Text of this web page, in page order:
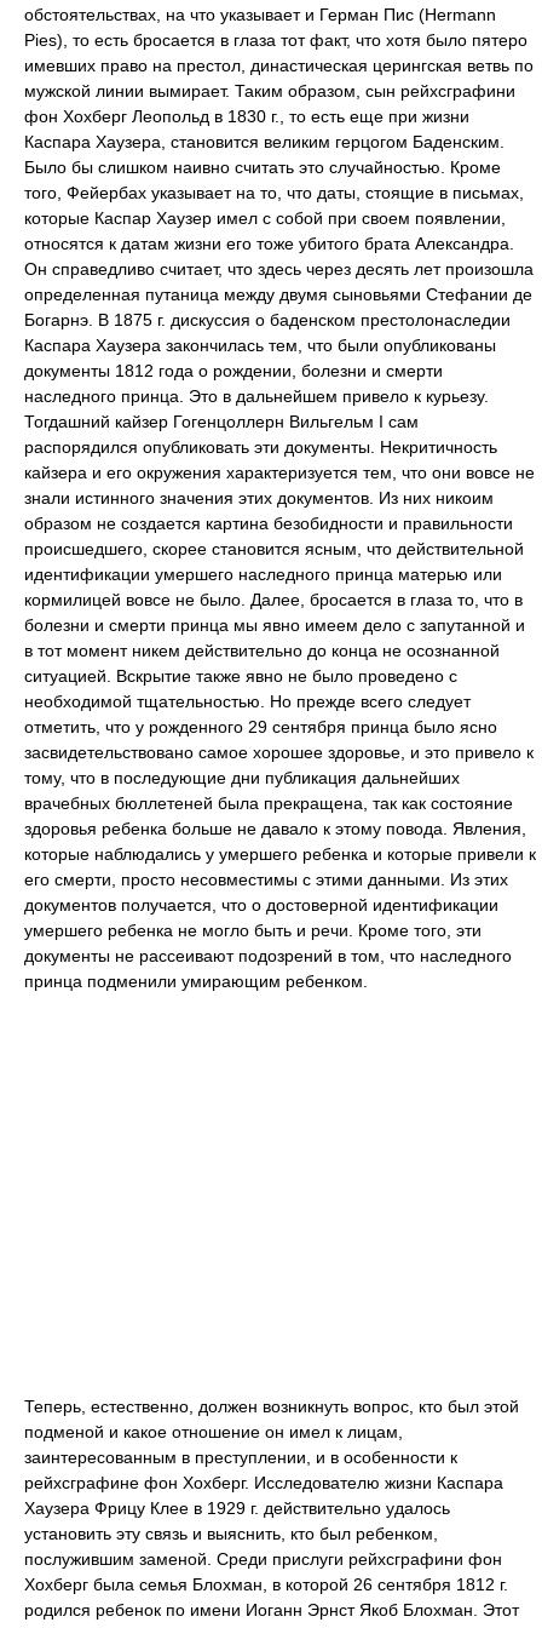
обстоятельствах, на что указывает и Герман Пис (Hermann
Pies), то есть бросается в глаза тот факт, что хотя было пятеро
имевших право на престол, династическая церингская ветвь по
мужской линии вымирает. Таким образом, сын рейхсграфини
фон Хохберг Леопольд в 1830 г., то есть еще при жизни
Каспара Хаузера, становится великим герцогом Баденским.
Было бы слишком наивно считать это случайностью. Кроме
того, Фейербах указывает на то, что даты, стоящие в письмах,
которые Каспар Хаузер имел с собой при своем появлении,
относятся к датам жизни его тоже убитого брата Александра.
Он справедливо считает, что здесь через десять лет произошла
определенная путаница между двумя сыновьями Стефании де
Богарнэ. В 1875 г. дискуссия о баденском престолонаследии
Каспара Хаузера закончилась тем, что были опубликованы
документы 1812 года о рождении, болезни и смерти
наследного принца. Это в дальнейшем привело к курьезу.
Тогдашний кайзер Гогенцоллерн Вильгельм I сам
распорядился опубликовать эти документы. Некритичность
кайзера и его окружения характеризуется тем, что они вовсе не
знали истинного значения этих документов. Из них никоим
образом не создается картина безобидности и правильности
происшедшего, скорее становится ясным, что действительной
идентификации умершего наследного принца матерью или
кормилицей вовсе не было. Далее, бросается в глаза то, что в
болезни и смерти принца мы явно имеем дело с запутанной и
в тот момент никем действительно до конца не осознанной
ситуацией. Вскрытие также явно не было проведено с
необходимой тщательностью. Но прежде всего следует
отметить, что у рожденного 29 сентября принца было ясно
засвидетельствовано самое хорошее здоровье, и это привело к
тому, что в последующие дни публикация дальнейших
врачебных бюллетеней была прекращена, так как состояние
здоровья ребенка больше не давало к этому повода. Явления,
которые наблюдались у умершего ребенка и которые привели к
его смерти, просто несовместимы с этими данными. Из этих
документов получается, что о достоверной идентификации
умершего ребенка не могло быть и речи. Кроме того, эти
документы не рассеивают подозрений в том, что наследного
принца подменили умирающим ребенком.
Теперь, естественно, должен возникнуть вопрос, кто был этой
подменой и какое отношение он имел к лицам,
заинтересованным в преступлении, и в особенности к
рейхсграфине фон Хохберг. Исследователю жизни Каспара
Хаузера Фрицу Клее в 1929 г. действительно удалось
установить эту связь и выяснить, кто был ребенком,
послужившим заменой. Среди прислуги рейхсграфини фон
Хохберг была семья Блохман, в которой 26 сентября 1812 г.
родился ребенок по имени Иоганн Эрнст Якоб Блохман. Этот